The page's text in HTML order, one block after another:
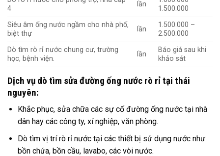
4
lần
1.500.000
Siêu âm ống nước ngầm cho nhà phố,
biệt thự
lần
1.500.000 –
2.500.000
Dò tìm rò rỉ nước chung cư, trường
học, bệnh viện.
lần
Báo giá sau khi
khảo sát
Dịch vụ dò tìm sửa đường ống nước rò rỉ tại thái
nguyên:
Khắc phục, sửa chữa các sự cố đường ống nước tại nhà
dân hay các công ty, xí nghiệp, văn phòng.
Dò tìm vị trí rò rỉ nước tại các thiết bị sử dụng nước như
bồn chứa, bồn cầu, lavabo, các vòi nước.